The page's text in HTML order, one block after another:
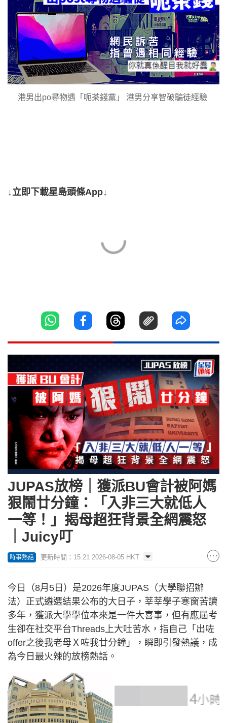
港男出po尋物遇「呃茶錢黨」 港男分享智破騙徒經驗 ​
↓立即下載星島頭條App↓
JUPAS放榜｜獲派BU會計被阿媽
狠鬧廿分鐘：「入非三大就低人
一等！」揭母超狂背景全網震怒
｜Juicy叮
時事熱話 更新時間：15:21 2026-08-05 HKT
今日（8月5日）是2026年度JUPAS（大學聯招辦
法）正式遴選結果公布的大日子，莘莘學子寒窗苦讀
多年，獲派大學學位本來是一件大喜事，但有應屆考
生卻在社交平台Threads上大吐苦水，指自己「出咗
offer之後我老母Ｘ咗我廿分鐘」，瞬即引發熱議，成
為今日最火辣的放榜熱話。